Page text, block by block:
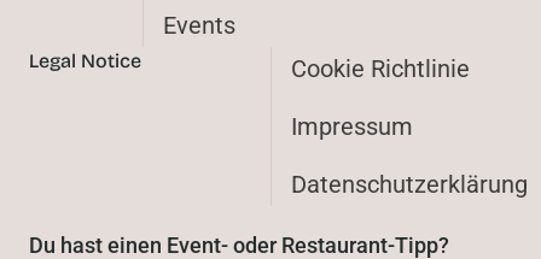
Events
Legal Notice
Cookie Richtlinie
Impressum
Datenschutzerklärung
Du hast einen Event- oder Restaurant-Tipp?